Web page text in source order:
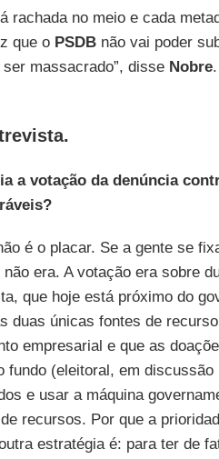
rachada no meio e cada
que o PSDBnão vai poder
massacrado”, disse Nobre
a votação da denúncia
é o placar. Se a gente se
não era. A votação era sobre
que hoje está próximo do
duas únicas fontes de
empresarial e que as
fundo (eleitoral, em
e usar a máquina
recursos. Por que a
estratégia é: para ter de